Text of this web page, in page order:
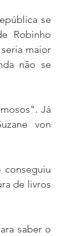
se
Robinho
maior
não se
Já
von
conseguiu
de livros
saber o